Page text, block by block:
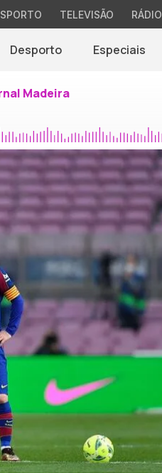
TELEVISÃO RÁDIO
Desporto Especiais
Madeira